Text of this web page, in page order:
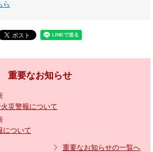
ら
重要なお知らせ
災警報について
について
重要なお知らせの一覧へ